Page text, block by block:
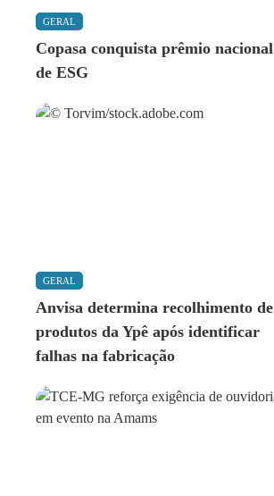
GERAL
Copasa conquista prêmio nacional
de ESG
GERAL
Anvisa determina recolhimento de
produtos da Ypê após identificar
falhas na fabricação